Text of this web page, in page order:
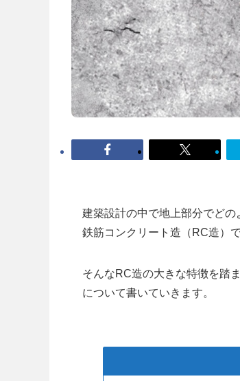
建築設計の中で地上部分でど
鉄筋コンクリート造（RC造）で
そんなRC造の大きな特徴を踏
について書いていきます。